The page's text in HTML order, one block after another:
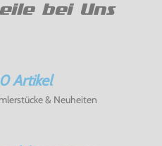
bei Uns
Artikel
& Neuheiten